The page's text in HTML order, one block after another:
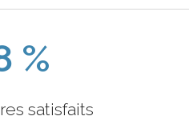
%
satisfaits